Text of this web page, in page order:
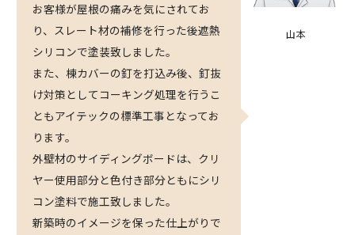
お客様が屋根の痛みを気にされてお
り、スレート材の補修を行った後遮熱
シリコンで塗装致しました。
また、棟カバーの釘を打込み後、釘抜
け対策としてコーキング処理を行うこ
ともアイテックの標準工事となってお
ります。
外壁材のサイディングボードは、クリ
ヤー使用部分と色付き部分ともにシリ
コン塗料で施工致しました。
新築時のイメージを保った仕上がりで
山本